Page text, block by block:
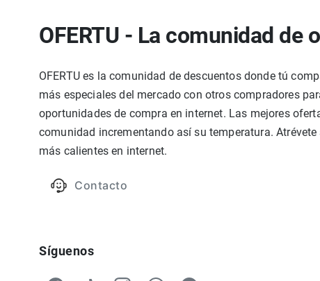
OFERTU - La comunidad de
OFERTU es la comunidad de descuentos donde tú
más especiales del mercado con otros compradores
oportunidades de compra en internet. Las mejores
comunidad incrementando así su temperatura.
más calientes en internet.
Contacto
Síguenos